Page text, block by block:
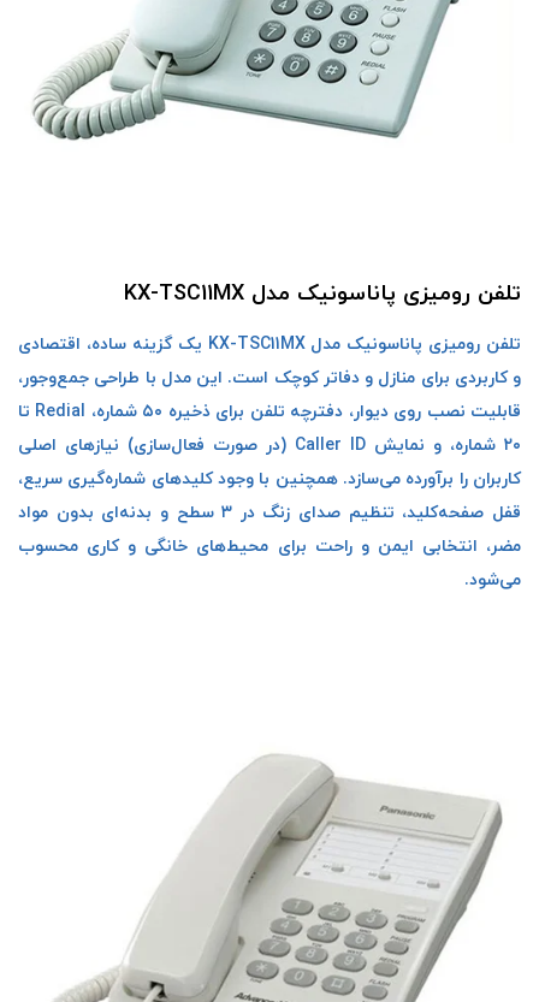
تلفن رومیزی پاناسونیک مدل KX-TSC11MX
تلفن رومیزی پاناسونیک مدل KX-TSC11MX یک گزینه ساده، اقتصادی
و کاربردی برای منازل و دفاتر کوچک است. این مدل با طراحی جمع‌وجور،
قابلیت نصب روی دیوار، دفترچه تلفن برای ذخیره ۵۰ شماره، Redial تا
۲۰ شماره، و نمایش Caller ID (در صورت فعال‌سازی) نیازهای اصلی
کاربران را برآورده می‌سازد. همچنین با وجود کلیدهای شماره‌گیری سریع،
قفل صفحه‌کلید، تنظیم صدای زنگ در ۳ سطح و بدنه‌ای بدون مواد
مضر، انتخابی ایمن و راحت برای محیط‌های خانگی و کاری محسوب
می‌شود.